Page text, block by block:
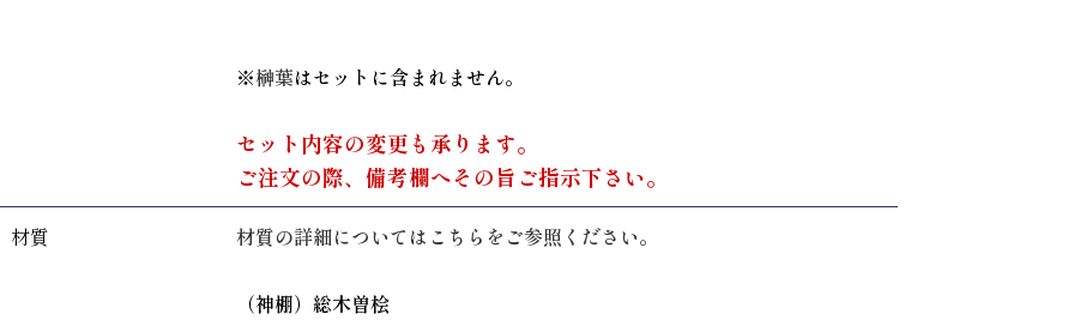
※榊葉はセットに含まれません。
セット内容の変更も承ります。
ご注文の際、備考欄へその旨ご指示下さい。
材質 材質の詳細についてはこちらをご参照ください。
（神棚）総木曽桧